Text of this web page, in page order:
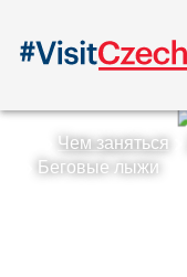
Чем заняться
Беговые лыжи